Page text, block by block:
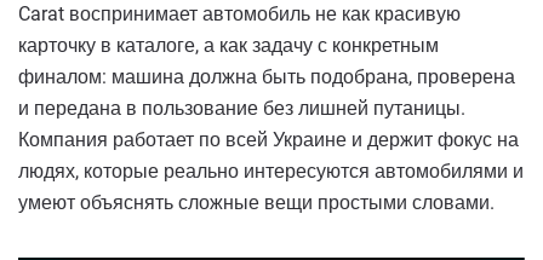
Carat воспринимает автомобиль не как красивую
карточку в каталоге, а как задачу с конкретным
финалом: машина должна быть подобрана, проверена
и передана в пользование без лишней путаницы.
Компания работает по всей Украине и держит фокус на
людях, которые реально интересуются автомобилями и
умеют объяснять сложные вещи простыми словами.